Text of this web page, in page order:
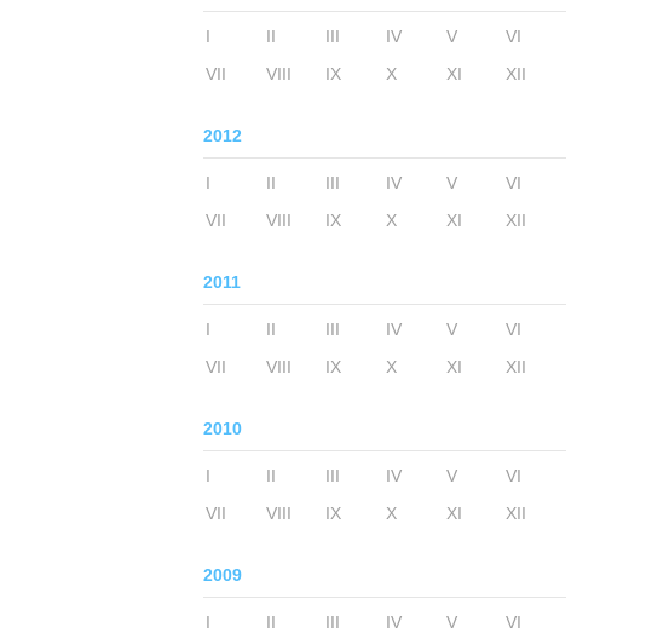
I II III IV V
VI
VII
VIII IX X XI XII
2012
I II III IV V
VI
VII
VIII IX X XI XII
2011
I II III IV V
VI
VII
VIII IX X XI XII
2010
I II III IV V
VI
VII
VIII IX X XI XII
2009
I II III IV V
VI